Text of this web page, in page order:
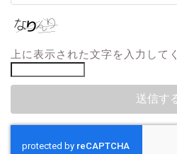
上に表示された文字を入力して